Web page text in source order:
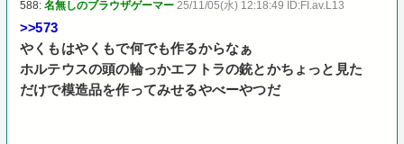
588:名無しのブラウザゲーマー 25/11/05(水) 12:18:49 ID:FI.av.L13
>>573
やくもはやくもで何でも作るからなぁ
ホルテウスの頭の輪っかエフトラの銃とかちょっと見た
だけで模造品を作ってみせるやべーやつだ